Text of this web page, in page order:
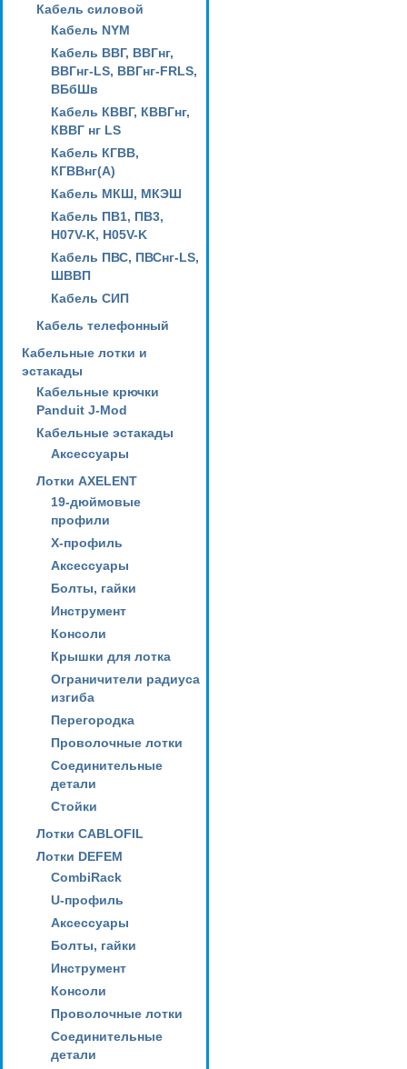
Кабель силовой
Кабель NYM
Кабель ВВГ, ВВГнг,
ВВГнг-LS, ВВГнг-FRLS,
ВБбШв
Кабель КВВГ, КВВГнг,
КВВГ нг LS
Кабель КГВВ,
КГВВнг(А)
Кабель МКШ, МКЭШ
Кабель ПВ1, ПВ3,
H07V-K, H05V-K
Кабель ПВС, ПВСнг-LS,
ШВВП
Кабель СИП
Кабель телефонный
Кабельные лотки и
эстакады
Кабельные крючки
Panduit J-Mod
Кабельные эстакады
Аксессуары
Лотки AXELENT
19-дюймовые
профили
X-профиль
Аксессуары
Болты, гайки
Инструмент
Консоли
Крышки для лотка
Ограничители радиуса
изгиба
Перегородка
Проволочные лотки
Соединительные
детали
Стойки
Лотки CABLOFIL
Лотки DEFEM
CombiRack
U-профиль
Аксессуары
Болты, гайки
Инструмент
Консоли
Проволочные лотки
Соединительные
детали